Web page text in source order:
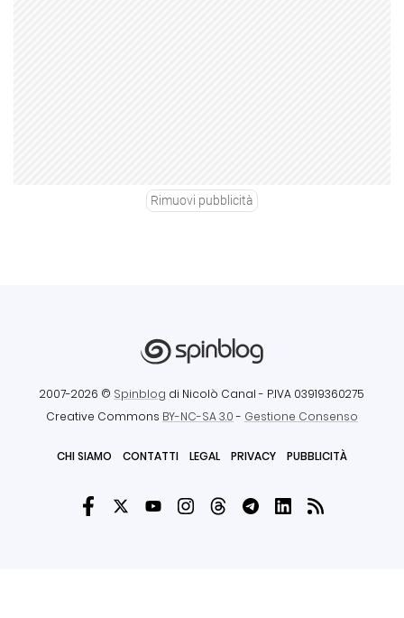
Rimuovi pubblicità
2007-2026 © Spinblog di Nicolò Canal - P.IVA 03919360275
Creative Commons BY-NC-SA 3.0- Gestione Consenso
CHI SIAMO CONTATTI LEGAL PRIVACY PUBBLICITÀ